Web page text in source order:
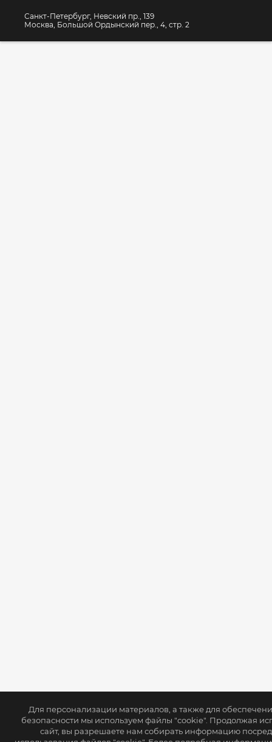
Для персонализации материалов, а также для
безопасности мы используем файлы "cookie". Продолжая
сайт, вы разрешаете нам собирать информацию
Санкт-Петербург, Невский пр., 139
Москва, Большой Ордынский пер., 4, стр. 2